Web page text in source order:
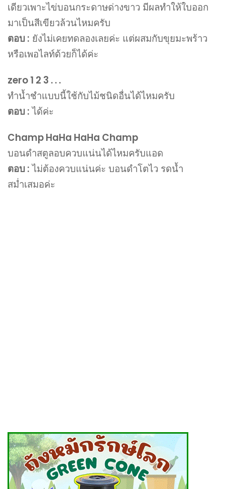
เดียวเพาะไข่บอนกระดาษด่างขาว มีผลทำให้ใบออก
มาเป็นสีเขียวล้วนไหมครับ
ตอบ : ยังไม่เคยทดลองเลยค่ะ แต่ผสมกับขุยมะพร้าว
หรือเพอไลท์ด้วยก็ได้ค่ะ
zero 1 2 3 . . .
ทำน้ำชำแบบนี้ใช้กับไม้ชนิดอื่นได้ไหมครับ
ตอบ :ได้ค่ะ
Champ HaHa HaHa Champ
บอนดำสตูลอบควบแน่นได้ไหมครับแอด
ตอบ :ไม่ต้องควบแน่นค่ะ บอนดำโตไว รดน้ำ
สม่ำเสมอค่ะ